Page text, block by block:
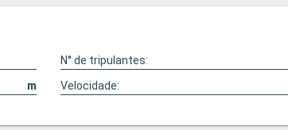
N° de tripulantes:
m Velocidade: